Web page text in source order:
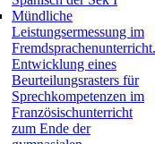
Mündliche
Leistungsermessung im
Fremdsprachenunterricht.
Entwicklung eines
Beurteilungsrasters für
Sprechkompetenzen im
Französischunterricht
zum Ende der